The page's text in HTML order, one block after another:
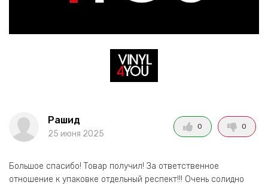
Рашид
25 июня 2025
0 0
Большое спасибо! Товар получил! За ответственное
отношение к упаковке отдельный респект!!! Очень солидно